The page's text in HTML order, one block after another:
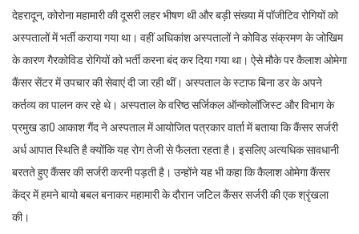
देहरादून, कोरोना महामारी की दूसरी लहर भीषण थी और बड़ी संख्या में पॉजीटिव रोगियों को
अस्पतालों में भर्ती कराया गया था। वहीं अधिकांश अस्पतालों ने कोविड संक्रमण के जोखिम
के कारण गैरकोविड रोगियों को भर्ती करना बंद कर दिया गया था। ऐसे मौके पर कैलाश ओमेगा
कैंसर सेंटर में उपचार की सेवाएं दी जा रही थीं। अस्पताल के स्टाफ बिना डर के अपने
कर्तव्य का पालन कर रहे थे। अस्पताल के वरिष्ठ सर्जिकल ऑन्कोलॉजिस्ट और विभाग के
प्रमुख डा0 आकाश गैंद ने अस्पताल में आयोजित पत्रकार वार्ता में बताया कि कैंसर सर्जरी
अर्ध आपात स्थिति है क्योंकि यह रोग तेजी से फैलता रहता है। इसलिए अत्यधिक सावधानी
बरतते हुए कैंसर की सर्जरी करनी पड़ती है। उन्होंने यह भी कहा कि कैलाश ओमेगा कैंसर
केंद्र में हमने बायो बबल बनाकर महामारी के दौरान जटिल कैंसर सर्जरी की एक श्रृंखला
की।